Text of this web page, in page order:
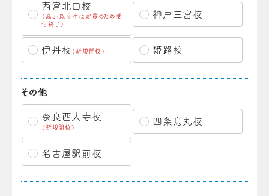
西宮北口校
（高3・既卒生は定員のため受
付終了）
神戸三宮校
伊丹校 （新規開校） 姫路校
その他
奈良西大寺校
（新規開校）
四条烏丸校
名古屋駅前校